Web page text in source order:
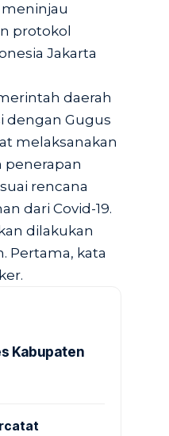
protokol
Jakarta
daerah
dengan Gugus
melaksanakan
penerapan
rencana
dari Covid-19.
dilakukan
Pertama, kata
Kabupaten